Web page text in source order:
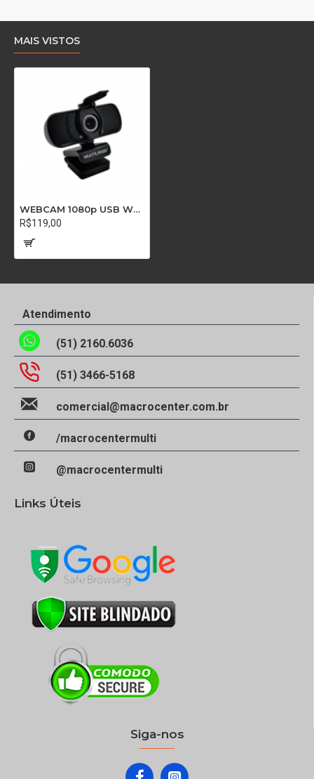
MAIS VISTOS
WEBCAM 1080p USB WC055 PRETA MULTILASER BR 51337
R$119,00
Atendimento
(51) 2160.6036
(51) 3466-5168
comercial@macrocenter.com.br
/macrocentermulti
@macrocentermulti
Links Úteis
Siga-nos